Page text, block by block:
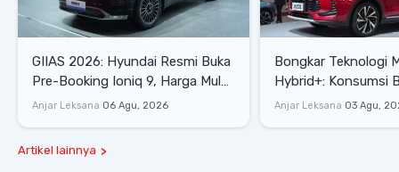
GIIAS 2026: Hyundai Resmi Buka
Pre-Booking Ioniq 9, Harga Mulai
Rp1,49 Miliar
Anjar Leksana 06 Agu, 2026
Bongkar Teknologi
Hybrid+: Konsumsi
Tembus 27,7 Km/
Anjar Leksana 03 Agu,
Artikel lainnya